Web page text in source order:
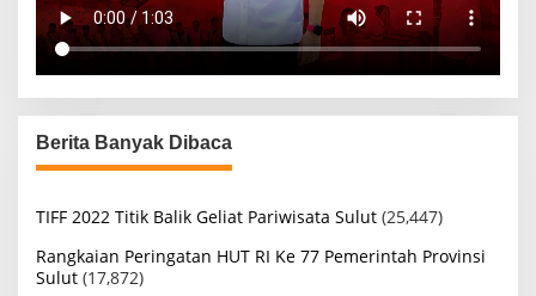
Berita Banyak Dibaca
TIFF 2022 Titik Balik Geliat Pariwisata Sulut (25,447)
Rangkaian Peringatan HUT RI Ke 77 Pemerintah Provinsi
Sulut (17,872)